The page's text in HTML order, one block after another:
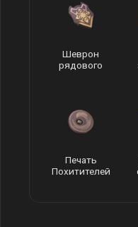
Шеврон
рядового
Печать
Похитителей